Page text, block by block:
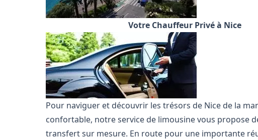
Votre Chauffeur Privé à Nice
Pour naviguer et découvrir les trésors de Nice de la
confortable, notre service de limousine vous propose
transfert sur mesure. En route pour une importante